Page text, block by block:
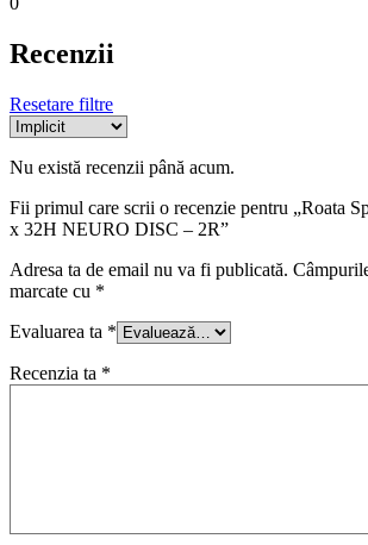
Recenzii
Resetare filtre
Nu există recenzii până acum.
Fii primul care scrii o recenzie pentru „Roata
x 32H NEURO DISC – 2R”
Adresa ta de email nu va fi publicată.
marcate cu *
Evaluarea ta *
Recenzia ta *